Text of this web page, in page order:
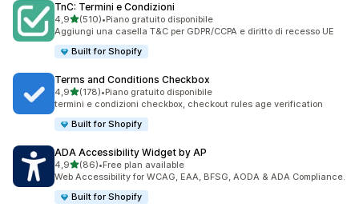
TnC: Termini e Condizioni
4,9stelle su 5
(510)
510 recensioni totali
•Piano gratuito disponibile
Aggiungi una casella T&C per GDPR/CCPA e diritto di recesso UE
Built for Shopify
Terms and Conditions Checkbox
4,9stelle su 5
(178)
178 recensioni totali
•Piano gratuito disponibile
termini e condizioni checkbox, checkout rules age verification
Built for Shopify
ADA Accessibility Widget by AP
4,9stelle su 5
(86)
86 recensioni totali
•Free plan available
Web Accessibility for WCAG, EAA, BFSG, AODA & ADA Compliance.
Built for Shopify